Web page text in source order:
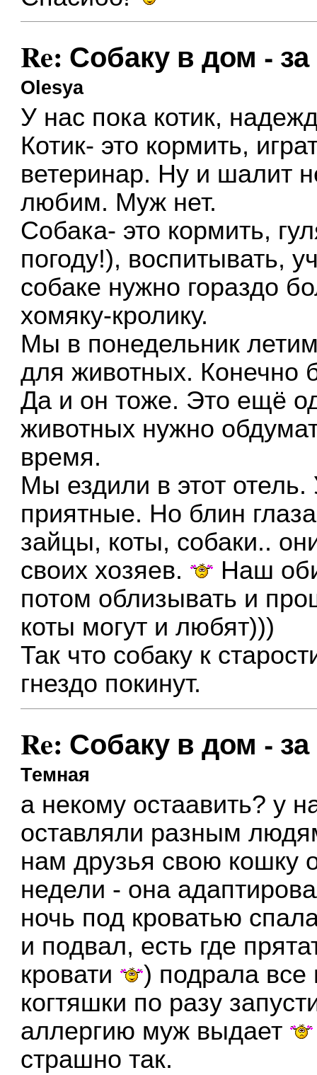
Re: Собаку в дом -
Olesya
У нас пока котик,
Котик- это кормить,
ветеринар. Ну и шалит
любим. Муж нет.
Собака- это кормить,
погоду!), воспитывать,
собаке нужно гораздо
хомяку-кролику.
Мы в понедельник
для животных. Конечно
Да и он тоже. Это ещё
животных нужно
время.
Мы ездили в этот
приятные. Но блин
зайцы, коты, собаки..
своих хозяев.
Наш
потом облизывать и
коты могут и любят)))
Так что собаку к
гнездо покинут.
Re: Собаку в дом -
Темная
а некому остаавить? у
оставляли разным
нам друзья свою кошку
недели - она
ночь под кроватью
и подвал, есть где
кровати
) подрала
когтяшки по разу
аллергию муж выдает
страшно так.